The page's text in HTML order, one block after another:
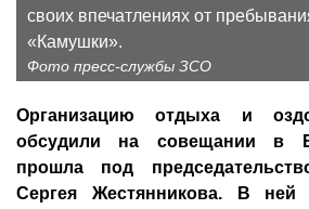
своих впечатлениях от
«Камушки».
Фото пресс-службы ЗСО
Организацию отдыха и
обсудили на совещании в
прошла под
Сергея Жестянникова. В ней